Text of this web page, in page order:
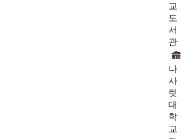
교
도
서
관
나
사
렛
대
학
교